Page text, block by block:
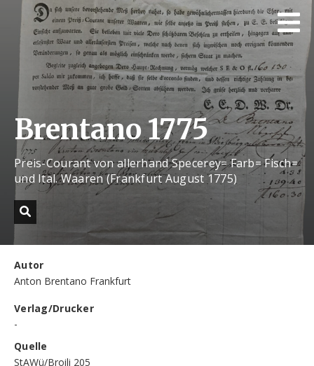
Brentano 1775
Preis-Courant von allerhand Specerey= Farb= Fisch=
und Ital. Waaren (Frankfurt August 1775)
Autor
Anton Brentano Frankfurt
Verlag/Drucker
-
Quelle
StAWü/Broili 205